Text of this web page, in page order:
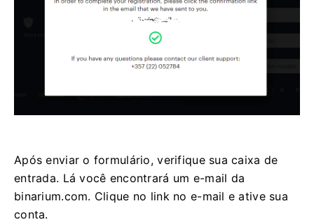
Após enviar o formulário, verifique sua caixa de
entrada. Lá você encontrará um e-mail da
binarium.com. Clique no link no e-mail e ative sua
conta.